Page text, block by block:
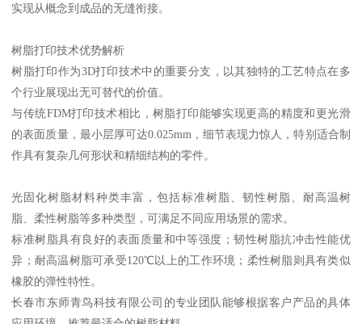
实现从概念到成品的无缝衔接。
树脂打印技术优势解析
树脂打印作为3D打印技术中的重要分支，以其独特的工艺特点在多
个行业展现出无可替代的价值。
与传统FDM打印技术相比，树脂打印能够实现更高的精度和更光滑
的表面质量，最小层厚可达0.025mm，细节表现力惊人，特别适合制
作具有复杂几何形状和精细结构的零件。
光固化树脂材料种类丰富，包括标准树脂、韧性树脂、耐高温树
脂、柔性树脂等多种类型，可满足不同应用场景的需求。
标准树脂具有良好的表面质量和中等强度；韧性树脂抗冲击性能优
异；耐高温树脂可承受120℃以上的工作环境；柔性树脂则具有类似
橡胶的弹性特性。
长春市东师青鸟科技有限公司的专业团队能够根据客户产品的具体